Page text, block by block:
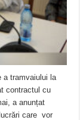
a tramvaiului la
contractul cu
a anunțat
care vor